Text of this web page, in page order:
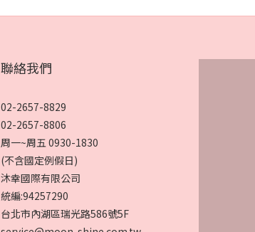
聯絡我們
02-2657-8829
02-2657-8806
周一~周五 0930-1830
(不含國定例假日)
沐幸國際有限公司
統編:94257290
台北市內湖區瑞光路586號5F